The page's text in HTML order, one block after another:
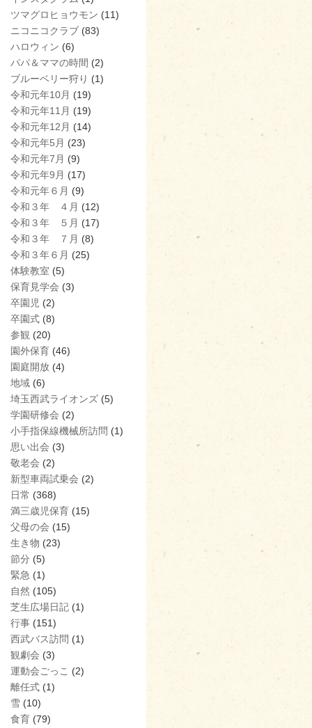
ツマグロヒョウモン (11)
ニコニコクラブ (83)
ハロウィン (6)
パパ＆ママの時間 (2)
ブルーベリー狩り (1)
令和元年10月 (19)
令和元年11月 (19)
令和元年12月 (14)
令和元年5月 (23)
令和元年7月 (9)
令和元年9月 (17)
令和元年６月 (9)
令和３年 ４月 (12)
令和３年 ５月 (17)
令和３年 ７月 (8)
令和３年６月 (25)
体験教室 (5)
保育見学会 (3)
卒園児 (2)
卒園式 (8)
参観 (20)
園外保育 (46)
園庭開放 (4)
地域 (6)
埼玉西武ライオンズ (5)
学園研修会 (2)
小手指保線機械所訪問 (1)
思い出会 (3)
敬老会 (2)
新型車両試乗会 (2)
日常 (368)
満三歳児保育 (15)
父母の会 (15)
生き物 (23)
節分 (5)
緊急 (1)
自然 (105)
芝生広場日記 (1)
行事 (151)
西武バス訪問 (1)
観劇会 (3)
運動会ごっこ (2)
離任式 (1)
雪 (10)
食育 (79)